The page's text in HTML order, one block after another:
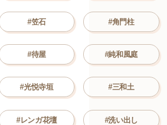
#笠石 #角門柱
#待屋 #純和風庭
#光悦寺垣 #三和土
#レンガ花壇 #洗い出し